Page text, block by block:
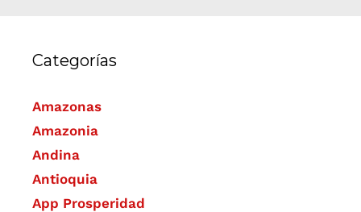
Categorías
Amazonas
Amazonia
Andina
Antioquia
App Prosperidad